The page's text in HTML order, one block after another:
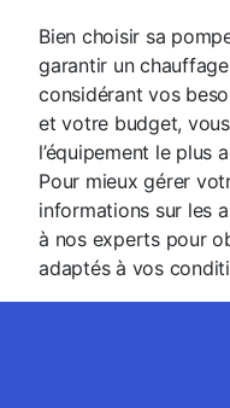
Bien choisir sa
garantir un
considérant vos
et votre budget,
l’équipement le plus
Pour mieux gérer
informations sur les
à nos experts pour
adaptés à vos